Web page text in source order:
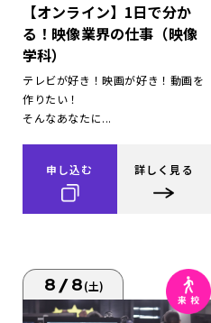
【オンライン】1日で分か
る！映像業界の仕事（映像
学科）
テレビが好き！映画が好き！動画を
作りたい！
そんなあなたに...
申し込む 詳しく見る
8/8(土)